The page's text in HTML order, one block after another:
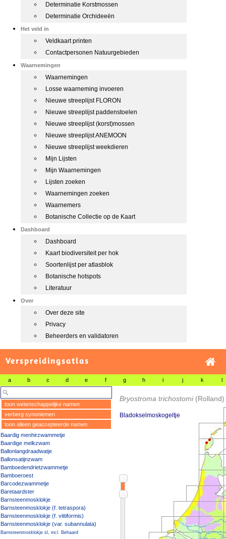
Determinatie Korstmossen
Determinatie Orchideeën
Het veld in
Veldkaart printen
Contactpersonen Natuurgebieden
Waarnemingen
Waarnemingen
Losse waarneming invoeren
Nieuwe streeplijst FLORON
Nieuwe streeplijst paddenstoelen
Nieuwe streeplijst (korst)mossen
Nieuwe streeplijst ANEMOON
Nieuwe streeplijst weekdieren
Mijn Lijsten
Mijn Waarnemingen
Lijsten zoeken
Waarnemingen zoeken
Waarnemers
Botanische Collectie op de Kaart
Dashboard
Dashboard
Kaart biodiversiteit per hok
Soortenlijst per atlasblok
Botanische hotspots
Literatuur
Over
Over deze site
Privacy
Beheerders en validatoren
Verspreidingsatlas
a b c d e f g h i j k l
toon wetenschappelijke namen
verberg synoniemen
toon alleen geaccepteerde namen
Baardig menhirzwammetje
Baardige melkzwam
Ballonlangdraadwatje
Ballonsatijnzwam
Bamboedendrietzwammetje
Bamboeroest
Barcodezwammetje
Baretaardster
Barnsteenmosklokje
Barnsteenmosklokje (f. tetraspora)
Barnsteenmosklokje (f. vittiformis)
Barnsteenmosklokje (var. subannulata)
Barnsteenmosklokje sl, incl. Behaard
Bryostroma trichostomi
Bladokselmoskogeltje